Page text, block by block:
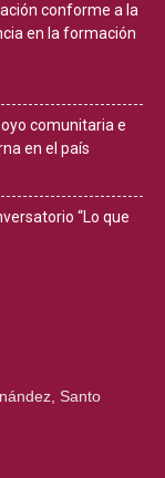
conforme a la
en la formación
comunitaria e
en el país
“Lo que
Santo